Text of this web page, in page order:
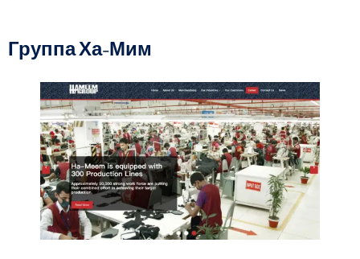
Группа Ха-Мим